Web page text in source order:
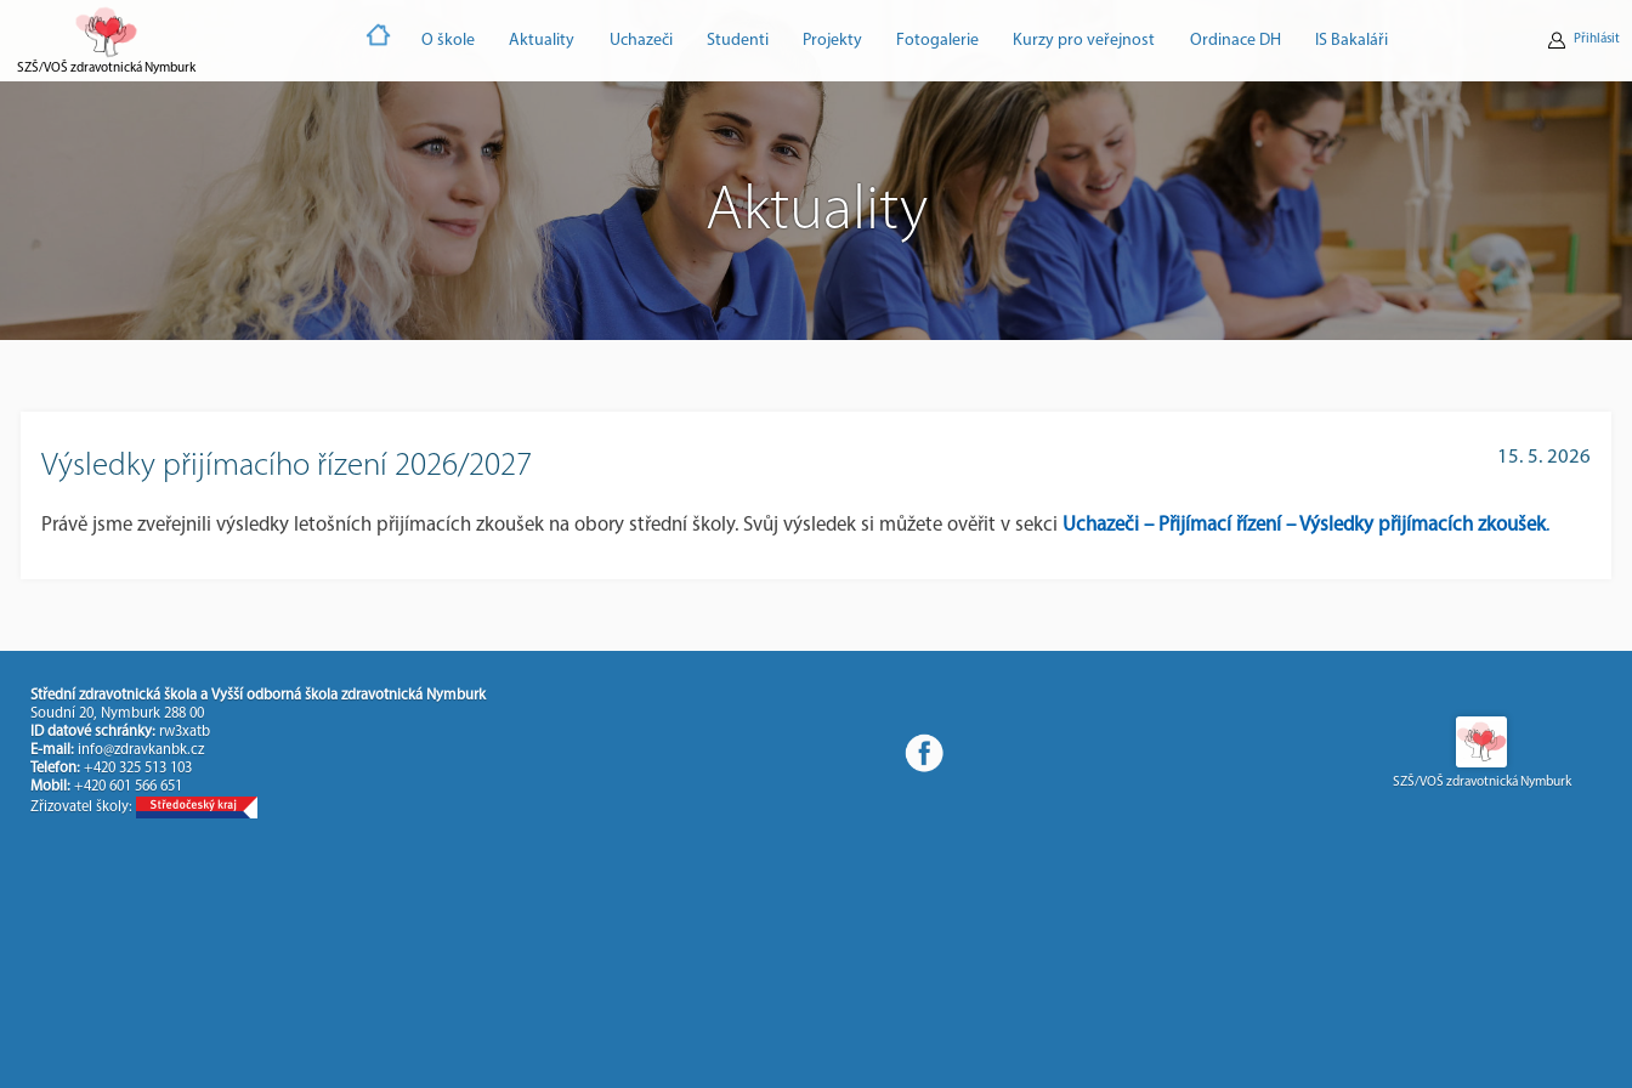
SZŠ/VOŠ zdravotnická Nymburk
Přihlásit
O škole Aktuality Uchazeči Studenti Projekty Fotogalerie Kurzy pro veřejnost Ordinace DH IS Bakaláři
Aktuality
Výsledky přijímacího řízení 2026/2027 15. 5. 2026
Právě jsme zveřejnili výsledky letošních přijímacích zkoušek na obory střední školy. Svůj výsledek si můžete ověřit v sekci Uchazeči – Přijímací řízení – Výsledky přijímacích zkoušek.
Střední zdravotnická škola a Vyšší odborná škola zdravotnická Nymburk
Soudní 20, Nymburk 288 00
ID datové schránky: rw3xatb
E-mail: info@zdravkanbk.cz
Telefon: +420 325 513 103
Mobil: +420 601 566 651
Zřizovatel školy:
SZŠ/VOŠ zdravotnická Nymburk